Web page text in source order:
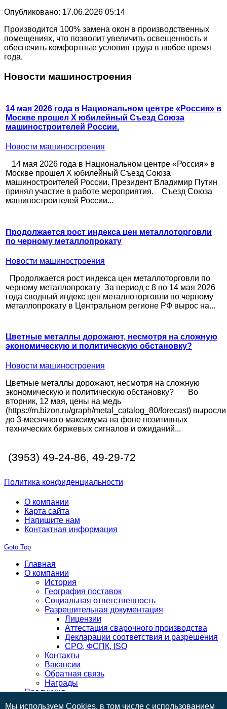
Опубликовано: 17.06.2026 05:14
Производится 100% замена окон в производственных
помещениях, что позволит увеличить освещенность и
обеспечить комфортные условия труда в любое время
года.
Новости машиностроения
14 мая 2026 года в Национальном центре «Россия» в
Москве прошел X юбилейный Съезд Союза
машиностроителей России.
Новости машиностроения
14 мая 2026 года в Национальном центре «Россия» в
Москве прошел X юбилейный Съезд Союза
машиностроителей России. Президент Владимир Путин
принял участие в работе мероприятия. Съезд Союза
машиностроителей России...
Продолжается рост индекса цен металлоторговли
по черному металлопрокату
Новости машиностроения
Продолжается рост индекса цен металлоторговли по
черному металлопрокату За период с 8 по 14 мая 2026
года сводный индекс цен металлоторговли по черному
металлопрокату в Центральном регионе РФ вырос на...
Цветные металлы дорожают, несмотря на сложную
экономическую и политическую обстановку?
Новости машиностроения
Цветные металлы дорожают, несмотря на сложную
экономическую и политическую обстановку? Во
вторник, 12 мая, цены на медь
(https://m.bizon.ru/graph/metal_catalog_80/forecast) выросли
до 3-месячного максимума на фоне позитивных
технических биржевых сигналов и ожиданий...
(3953) 49-24-86, 49-29-72
Политика конфиденциальности
О компании
Карта сайта
Напишите нам
Контактная информация
Goto Top
Главная
О компании
История
География поставок
Социальная ответственность
Разрешительная документация
Лицензии
Аттестация сварочного производства
Декларации соответствия и разрешения
СРО, ФСПК, ISO
Контакты
Вакансии
Обратная связь
Награды
Продукция
Готовая продукция
Мы используем Cookies, в том числе с использованием